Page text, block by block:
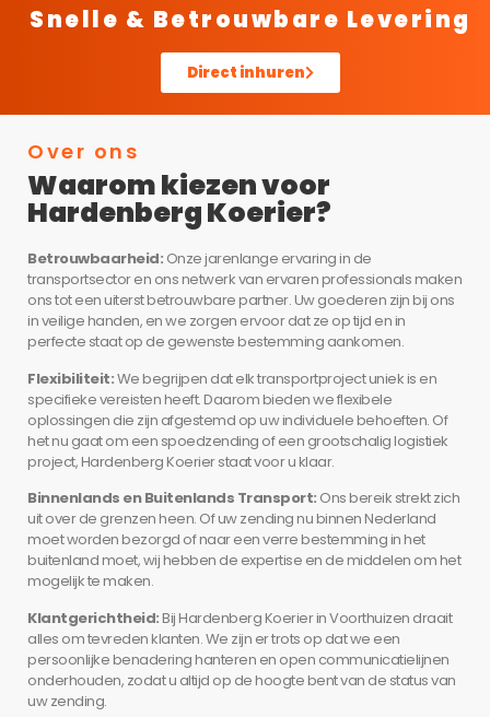
Snelle & Betrouwbare Levering
Direct inhuren
Over ons
Waarom kiezen voor
Hardenberg Koerier?
Betrouwbaarheid: Onze jarenlange ervaring in de
transportsector en ons netwerk van ervaren professionals maken
ons tot een uiterst betrouwbare partner. Uw goederen zijn bij ons
in veilige handen, en we zorgen ervoor dat ze op tijd en in
perfecte staat op de gewenste bestemming aankomen.
Flexibiliteit:We begrijpen dat elk transportproject uniek is en
specifieke vereisten heeft. Daarom bieden we flexibele
oplossingen die zijn afgestemd op uw individuele behoeften. Of
het nu gaat om een spoedzending of een grootschalig logistiek
project, Hardenberg Koerier staat voor u klaar.
Binnenlands en Buitenlands Transport: Ons bereik strekt zich
uit over de grenzen heen. Of uw zending nu binnen Nederland
moet worden bezorgd of naar een verre bestemming in het
buitenland moet, wij hebben de expertise en de middelen om het
mogelijk te maken.
Klantgerichtheid:Bij Hardenberg Koerier in Voorthuizen draait
alles om tevreden klanten. We zijn er trots op dat we een
persoonlijke benadering hanteren en open communicatielijnen
onderhouden, zodat u altijd op de hoogte bent van de status van
uw zending.